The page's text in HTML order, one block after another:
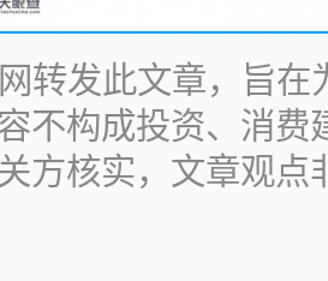
转发此文章，旨在
不构成投资、消费
方核实，文章观点